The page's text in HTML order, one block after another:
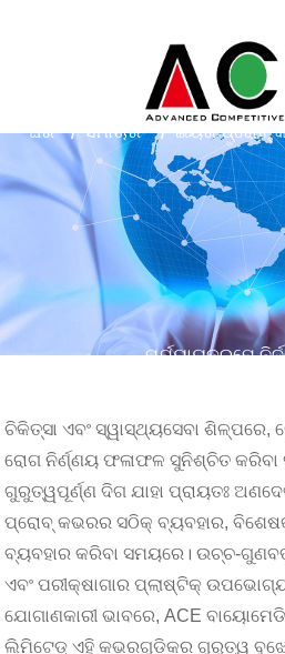
ଘର ସମାଚାର ଇୟର ପ୍ରୋବ୍
ପର୍ଯ୍ୟାୟକ୍ରମେ
ଚିକିତ୍ସା ଏବଂ ସ୍ୱାସ୍ଥ୍ୟସେବା ଶିଳ୍ପରେ,
ରୋଗ ନିର୍ଣ୍ଣୟ ଫଳାଫଳ ସୁନିଶ୍ଚିତ କରିବା
ଗୁରୁତ୍ୱପୂର୍ଣ୍ଣ ଦିଗ ଯାହା ପ୍ରାୟତଃ
ପ୍ରୋବ୍ କଭରର ସଠିକ୍ ବ୍ୟବହାର,
ବ୍ୟବହାର କରିବା ସମୟରେ। ଉଚ୍ଚ-
ଏବଂ ପରୀକ୍ଷାଗାର ପ୍ଲାଷ୍ଟିକ୍
ଯୋଗାଣକାରୀ ଭାବରେ, ACE
ଲିମିଟେଡ୍ ଏହି କଭରଗୁଡ଼ିକର ଗୁରୁତ୍ୱ